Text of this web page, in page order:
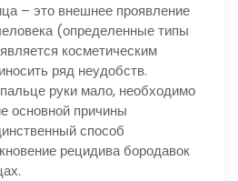
– это внешнее проявление
(определенные типы
косметическим
ряд неудобств.
руки мало, необходимо
основной причины
способ
рецидива бородавок